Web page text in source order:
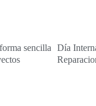
sencilla
Día